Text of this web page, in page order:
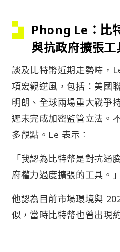
Phong Le：比
與抗政府擴張工
談及比特幣近期走勢時，
項宏觀逆風，包括：美國
明朗、全球兩場重大戰爭
遲未完成加密監管立法。
多觀點。Le 表示：
「我認為比特幣是對抗通
府權力過度擴張的工具。」
他認為目前市場環境與
似，當時比特幣也曾出現